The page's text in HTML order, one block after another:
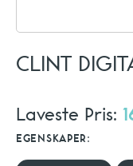
CLINT
Laveste Pris:
EGENSKAPER: